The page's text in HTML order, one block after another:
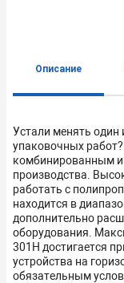
Описание
Устали менять один
упаковочных
комбинированным
производства.
работать с
находится в
дополнительно
оборудования.
301H достигается
устройства на
обязательным